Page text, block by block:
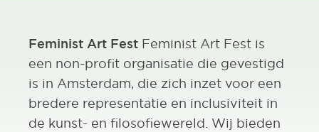
Feminist Art Fest Feminist Art Fest is
een non-profit organisatie die gevestigd
is in Amsterdam, die zich inzet voor een
bredere representatie en inclusiviteit in
de kunst- en filosofiewereld. Wij bieden